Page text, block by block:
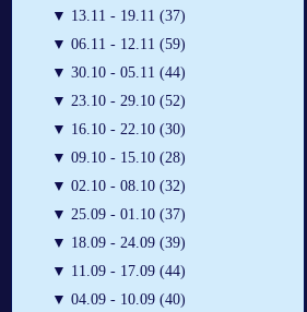
▼ 13.11 - 19.11 (37)
▼ 06.11 - 12.11 (59)
▼ 30.10 - 05.11 (44)
▼ 23.10 - 29.10 (52)
▼ 16.10 - 22.10 (30)
▼ 09.10 - 15.10 (28)
▼ 02.10 - 08.10 (32)
▼ 25.09 - 01.10 (37)
▼ 18.09 - 24.09 (39)
▼ 11.09 - 17.09 (44)
▼ 04.09 - 10.09 (40)